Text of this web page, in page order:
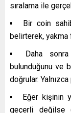
sıralama ile
Bir coin
belirterek, yakma
Daha
bulunduğunu ve
doğrular.
Eğer kişinin
geçerli değilse